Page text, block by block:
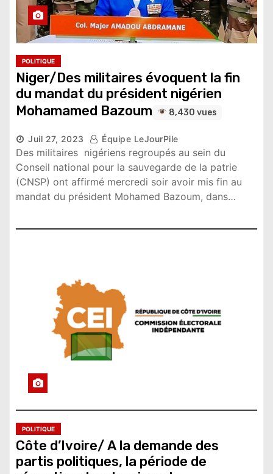
POLITIQUE
Niger/Des militaires évoquent la fin
du mandat du président nigérien
Mohamamed Bazoum
8,430 vues
Juil 27, 2023 Équipe LeJourPile
Des militaires nigériens regroupés au sein du
Conseil national pour la sauvegarde de la patrie
(CNSP) ont affirmé mercredi soir avoir mis fin au
mandat du président Mohamed Bazoum, dans…
POLITIQUE
Côte d’Ivoire/ A la demande des
partis politiques, la période de